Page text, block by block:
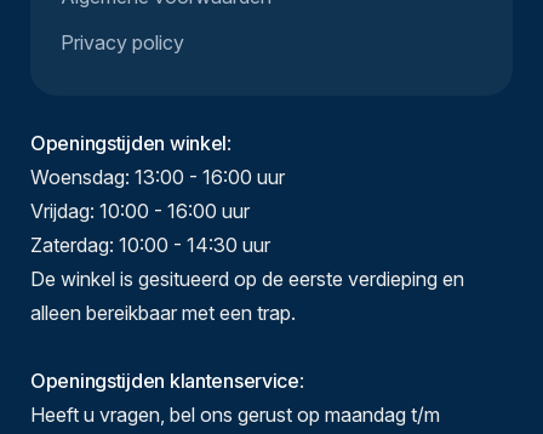
Privacy policy
Openingstijden winkel:
Woensdag: 13:00 - 16:00 uur
Vrijdag: 10:00 - 16:00 uur
Zaterdag: 10:00 - 14:30 uur
De winkel is gesitueerd op de eerste verdieping en
alleen bereikbaar met een trap.
Openingstijden klantenservice:
Heeft u vragen, bel ons gerust op maandag t/m